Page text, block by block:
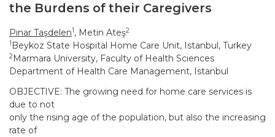
the Burdens of their Caregivers
Pınar Taşdelen1, Metin Ateş2
1 Beykoz State Hospital Home Care Unit, Istanbul, Turkey
2Marmara University, Faculty of Health Sciences
Department of Health Care Management, Istanbul
OBJECTIVE: The growing need for home care services is
due to not
only the rising age of the population, but also the increasing
rate of